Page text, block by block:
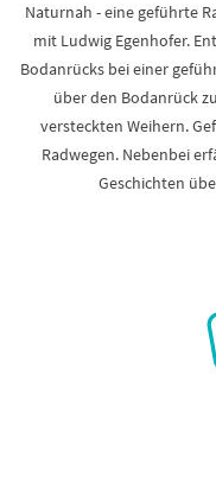
Naturnah - eine geführte
mit Ludwig Egenhofer.
Bodanrücks bei einer
über den Bodanrück
versteckten Weihern.
Radwegen. Nebenbei
Geschichten